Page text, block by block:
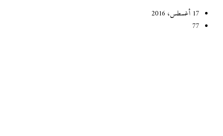
17 أغسطس، 2016
77